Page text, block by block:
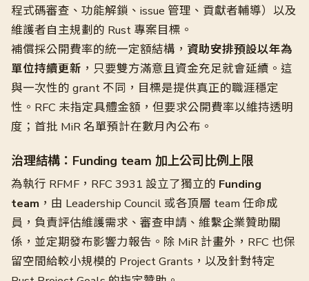
程式碼審查、功能解鎖、issue 管理、貢獻者輔導）以及
維護者自主規劃的 Rust 專案目標。
補償採公開費率的統一定額結構， 資助安排預設以年為
單位持續更新 ，只要雙方滿意且資金充足就會延續。這
與一次性的 grant 不同，目標是提供真正的職涯穩定
性。RFC 未指定具體金額，但要求公開費率以維持透明
度；首批 MiR 名單預計在數月內公布。
治理結構：Funding team 加上公司比例上限
為執行 RFMF，RFC 3931 設立了獨立的 Funding
team ，由 Leadership Council 或各頂層 team 任命成
員，負責評估維護需求、審查申請、維繫企業贊助關
係，並定期發布影響力報告。除 MiR 計畫外，RFC 也保
留空間給較小規模的 Project Grants，以及針對特定